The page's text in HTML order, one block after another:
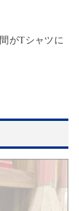
がTシャツに